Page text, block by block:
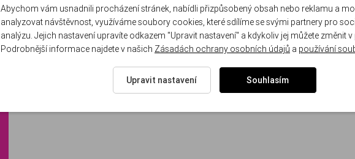
Abychom vám usnadnili procházení stránek, nabídli přizpůsobený obsah nebo reklamu a
analyzovat návštěvnost, využíváme soubory cookies, které sdílíme se svými partnery pro
analýzu. Jejich nastavení upravíte odkazem "Upravit nastavení" a kdykoliv jej můžete změnit v
Podrobnější informace najdete v našich Zásadách ochrany osobních údajů a používání
Upravit nastavení Souhlasím